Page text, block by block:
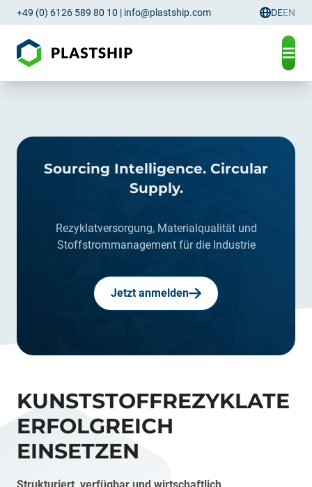
+49 (0) 6126 589 80 10 | info@plastship.com DEEN
Sourcing Intelligence. Circular
Supply.
Rezyklatversorgung, Materialqualität und
Stoffstrommanagement für die Industrie
Jetzt anmelden
KUNSTSTOFFREZYKLATE
ERFOLGREICH
EINSETZEN